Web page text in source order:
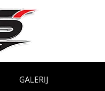
GALERIJ